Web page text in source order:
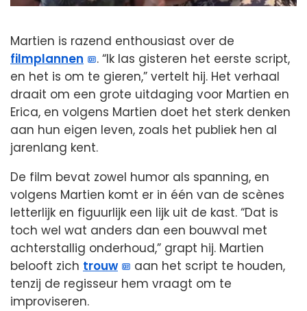
Martien is razend enthousiast over de
filmplannen
. “Ik las gisteren het eerste script,
en het is om te gieren,” vertelt hij. Het verhaal
draait om een grote uitdaging voor Martien en
Erica, en volgens Martien doet het sterk denken
aan hun eigen leven, zoals het publiek hen al
jarenlang kent.
De film bevat zowel humor als spanning, en
volgens Martien komt er in één van de scènes
letterlijk en figuurlijk een lijk uit de kast. “Dat is
toch wel wat anders dan een bouwval met
achterstallig onderhoud,” grapt hij. Martien
belooft zich trouw
aan het script te houden,
tenzij de regisseur hem vraagt om te
improviseren.